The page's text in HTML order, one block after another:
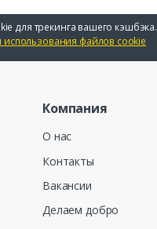
для трекинга вашего кэшбэка.
использования файлов cookie
Компания
О нас
Контакты
Вакансии
Делаем добро